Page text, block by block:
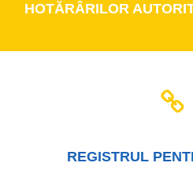
HOTĂRÂRILOR
REGISTRUL